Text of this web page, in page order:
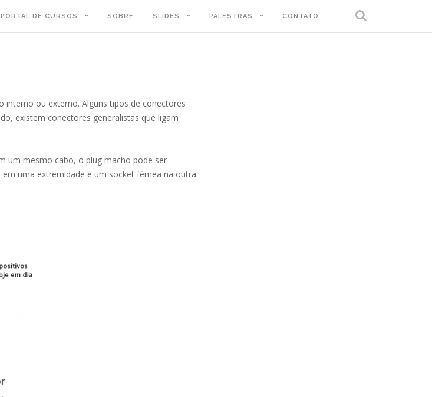
PORTAL DE CURSOS SOBRE SLIDES PALESTRAS CONTATO
ou externo. Alguns tipos de conectores
existem conectores generalistas que ligam
um mesmo cabo, o plug macho pode ser
uma extremidade e um socket fêmea na outra.